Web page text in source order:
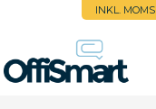
INKL. MOMS